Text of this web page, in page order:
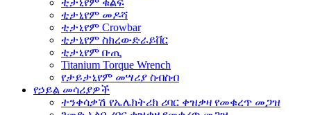
ቲታኒየም መዶሻ
ቲታኒየም Crowbar
ቲታኒየም ስክረውድራይቨር
ቲታኒየም ቡጢ
Titanium Torque Wrench
የታይታኒየም መሣሪያ ስብስብ
የኃይል መሳሪያዎች
ተንቀሳቃሽ የኤሌክትሪክ ሪባር ቀዝቃዛ የመቁረጥ መጋዝ